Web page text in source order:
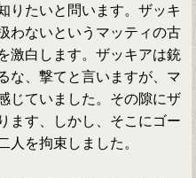
りたいと問います。ザッキ
わないというマッティの古
激白します。ザッキアは銃
な、撃てと言いますが、マ
じていました。その隙にザ
ます、しかし、そこにゴー
人を拘束しました。